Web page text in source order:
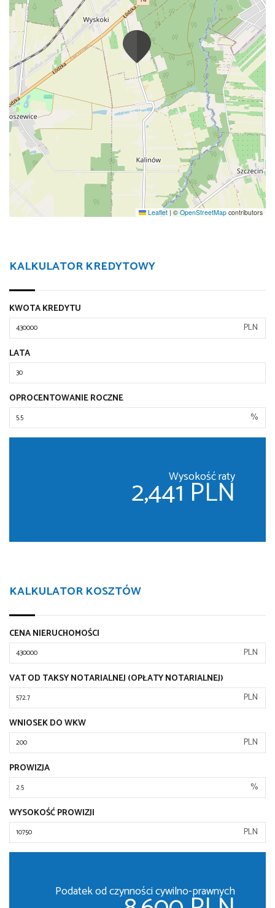
Leaflet | © OpenStreetMap contributors
KALKULATOR KREDYTOWY
KWOTA KREDYTU
PLN
LATA
OPROCENTOWANIE ROCZNE
%
Wysokość raty
2,441 PLN
KALKULATOR KOSZTÓW
CENA NIERUCHOMOŚCI
PLN
VAT OD TAKSY NOTARIALNEJ (OPŁATY NOTARIALNEJ)
PLN
WNIOSEK DO WKW
PLN
PROWIZJA
%
WYSOKOŚĆ PROWIZJI
PLN
Podatek od czynności cywilno-prawnych